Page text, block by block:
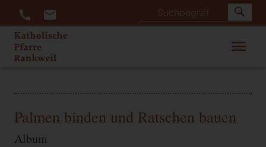
call mail search
menu
Palmen binden und Ratschen bauen
Album